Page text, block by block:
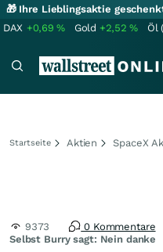
🎁 Ihre Lieblingsaktie
DAX +0,69% Gold +2,52% Öl
Startseite Aktien SpaceX
Selbst Burry sagt: Nein danke
9373 0 Kommentare